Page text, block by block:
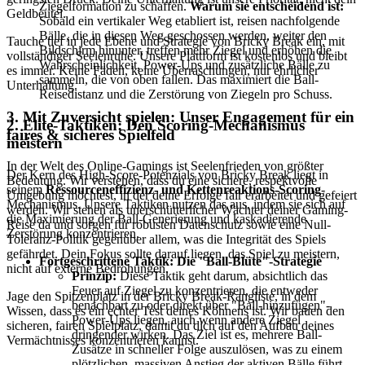
Ziegelformation zu schaffen.Warum sie entscheidend ist:
Sobald ein vertikaler Weg etabliert ist, reisen nachfolgende
Bälle, die in diesen Weg geschossen werden, weiter den
Bildschirm hinunter, treffen mehr Ziegel und erhöhen die
Wahrscheinlichkeit, Power-Ups und zusätzliche Bälle zu
sammeln, die von oben fallen. Das maximiert die Ball-
Reisedistanz und die Zerstörung von Ziegeln pro Schuss.
2. Elite-Taktiken: Den Scoring-Mechanismus
meistern
Der Kern des High-Score-Potenzials von Bricky Break liegt in
seinemRessourceneffizienz- und Kettenreaktions-Scoring-
Mechanismus. Unsere Taktiken nutzen das aus, indem sie sich auf
die Maximierung der Ball-Generierung und kaskadierende
Zerstörung konzentrieren.
Fortgeschrittene Taktik: Die "Ball-Blüte"-Strategie
Prinzip:Diese Taktik geht darum, absichtlich das
Feuer auf Ziegel zu konzentrieren, die entweder
benachbart zu oder direkt über "Ball-hinzufügen"-
Power-Ups liegen, auch wenn andere Ziegel
dringender wirken. Das Ziel ist es, mehrere Ball-
Zusätze in schneller Folge auszulösen, was zu einem
Geldbeutel.
Tauche tief in jede Ebene und Strategie von Bricky Break ein, mit
vollständiger Seelenruhe. Unsere Plattform ist kostenlos und bleibt
es immer. Keine Fäden, keine Überraschungen, nur ehrlicher
Unterhaltung.
3. Mit Zuversicht spielen: Unser Engagement für ein
faires & sicheres Spielfeld
In der Welt des Online-Gamings ist Seelenfrieden von größter
Bedeutung. Wir verstehen, dass du eine sichere, respektvolle
Umgebung möchtest, in der deine Erfolge fair erarbeitet und gefeiert
werden. Wir stehen als unerschütterlicher Wächter deiner Gaming-
Reise da und sorgen für robusten Datenschutz sowie eine Null-
Toleranz-Politik gegenüber allem, was die Integrität des Spiels
gefährdet. Dein Fokus sollte darauf liegen, das Spiel zu meistern,
nicht auf externe Bedrohungen.
Jage den Spitzenplatz in der Bricky Break-Rangliste, in dem
Wissen, dass es ein echter Test deines Könnens ist. Wir bauen den
sicheren, fairen Spielplatz, damit du dich auf den Aufbau deines
Vermächtnisses konzentrieren kannst.